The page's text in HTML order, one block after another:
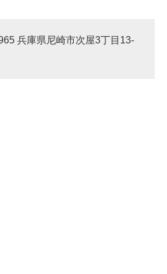
兵庫県尼崎市次屋3丁目13-